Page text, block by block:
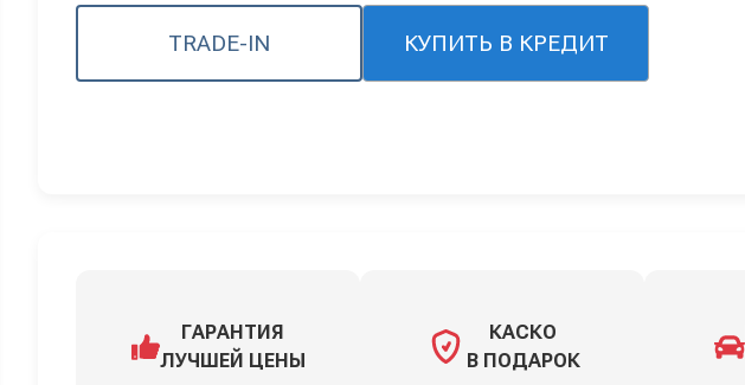
TRADE-IN КУПИТЬ В КРЕДИТ
ГАРАНТИЯ
ЛУЧШЕЙ ЦЕНЫ
КАСКО
В ПОДАРОК